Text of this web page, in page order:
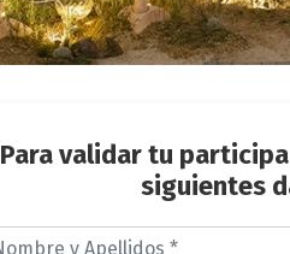
Para validar tu
siguientes